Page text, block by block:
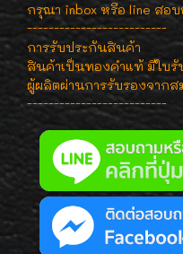
กรุณา inbox หรือ line สอบ
--------------------------
การรับประกันสินค้า
สินค้าเป็นทองคำแท้ มีใบ
ผู้ผลิตผ่านการรับรองจาก
--------------------------